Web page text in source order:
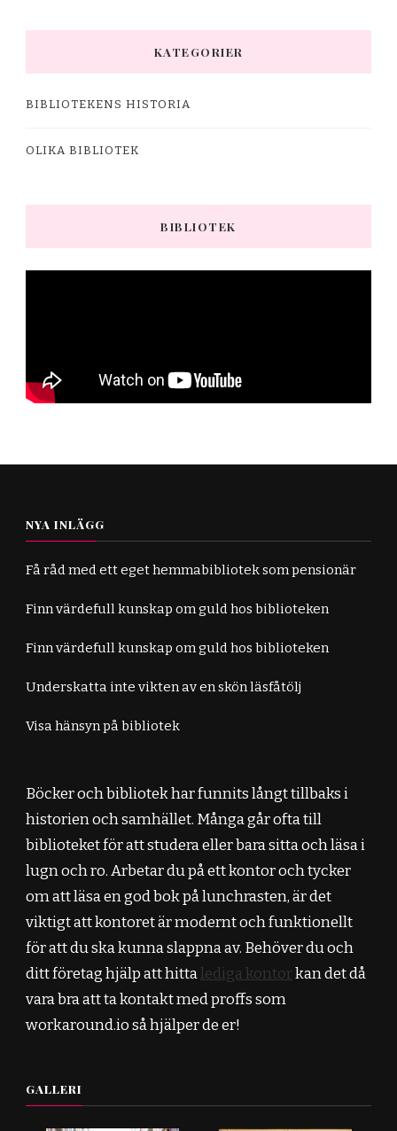
KATEGORIER
BIBLIOTEKENS HISTORIA
OLIKA BIBLIOTEK
BIBLIOTEK
NYA INLÄGG
Få råd med ett eget hemmabibliotek som pensionär
Finn värdefull kunskap om guld hos biblioteken
Finn värdefull kunskap om guld hos biblioteken
Underskatta inte vikten av en skön läsfåtölj
Visa hänsyn på bibliotek
Böcker och bibliotek har funnits långt tillbaks i
historien och samhället. Många går ofta till
biblioteket för att studera eller bara sitta och läsa i
lugn och ro. Arbetar du på ett kontor och tycker
om att läsa en god bok på lunchrasten, är det
viktigt att kontoret är modernt och funktionellt
för att du ska kunna slappna av. Behöver du och
ditt företag hjälp att hitta lediga kontorkan det då
vara bra att ta kontakt med proffs som
workaround.io så hjälper de er!
GALLERI